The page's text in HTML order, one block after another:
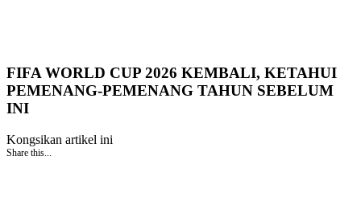
FIFA WORLD CUP 2026 KEMBALI, KETAHUI
PEMENANG-PEMENANG TAHUN SEBELUM
INI
Kongsikan artikel ini
Share this...